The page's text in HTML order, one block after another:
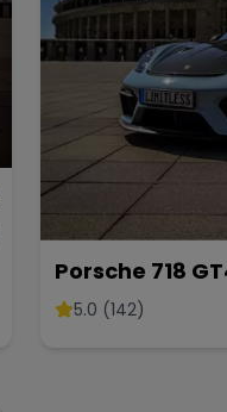
Porsche 718
Weissach PDK
5.0 (142)